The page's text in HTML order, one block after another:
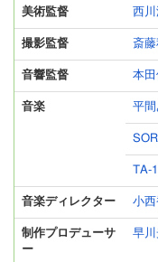
美術監督 西
撮影監督 斎藤
音響監督 本田
音楽 平間
TA-1
音楽ディレクター 小
制作プロデューサ
ー
早川